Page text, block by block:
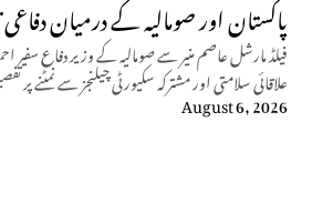
پاکستان اور صومالیہ کے درمیان
فیلڈ مارشل عاصم منیر سے صومالیہ کے وزیر دفاع سفیر
علاقائی سلامتی اور مشترکہ سکیورٹی چیلنجز سے نمٹنے پر
August 6, 2026